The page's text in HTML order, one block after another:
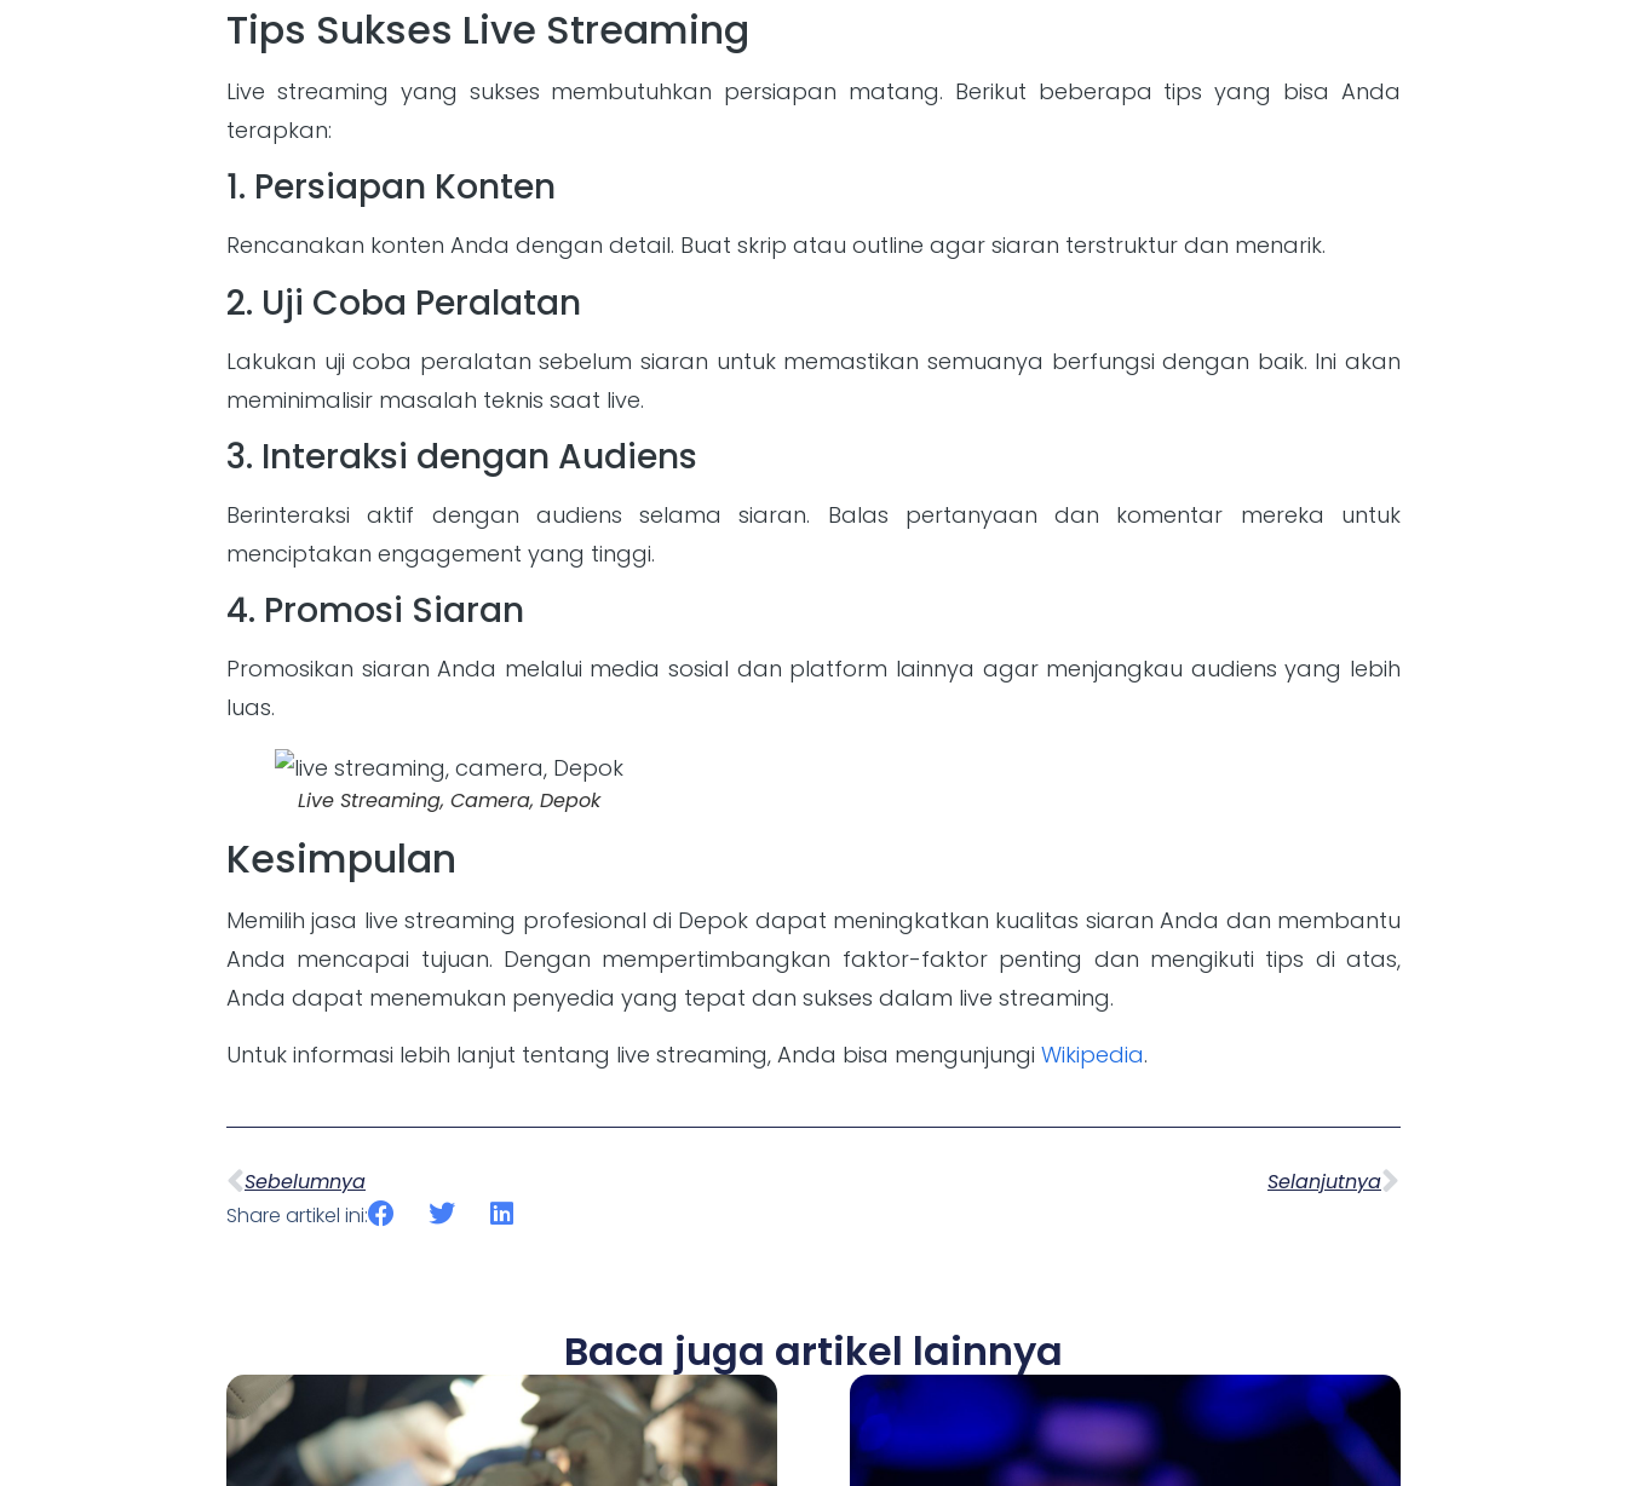
Tips Sukses Live Streaming
Live streaming yang sukses membutuhkan persiapan matang. Berikut beberapa tips yang bisa Anda
terapkan:
1. Persiapan Konten
Rencanakan konten Anda dengan detail. Buat skrip atau outline agar siaran terstruktur dan menarik.
2. Uji Coba Peralatan
Lakukan uji coba peralatan sebelum siaran untuk memastikan semuanya berfungsi dengan baik. Ini akan
meminimalisir masalah teknis saat live.
3. Interaksi dengan Audiens
Berinteraksi aktif dengan audiens selama siaran. Balas pertanyaan dan komentar mereka untuk
menciptakan engagement yang tinggi.
4. Promosi Siaran
Promosikan siaran Anda melalui media sosial dan platform lainnya agar menjangkau audiens yang lebih
luas.
Live Streaming, Camera, Depok
Kesimpulan
Memilih jasa live streaming profesional di Depok dapat meningkatkan kualitas siaran Anda dan membantu
Anda mencapai tujuan. Dengan mempertimbangkan faktor-faktor penting dan mengikuti tips di atas,
Anda dapat menemukan penyedia yang tepat dan sukses dalam live streaming.
Untuk informasi lebih lanjut tentang live streaming, Anda bisa mengunjungi Wikipedia.
Sebelumnya
Selanjutnya
Share artikel ini:
Baca juga artikel lainnya